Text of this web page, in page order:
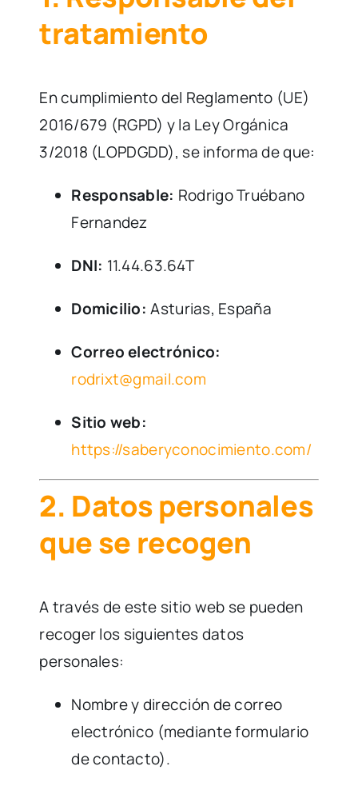
tratamiento
En cumplimiento del Reglamento (UE)
2016/679 (RGPD) y la Ley Orgánica
3/2018 (LOPDGDD), se informa de que:
Responsable: Rodrigo Truébano
Fernandez
DNI: 11.44.63.64T
Domicilio: Asturias, España
Correo electrónico:
rodrixt@gmail.com
Sitio web:
https://saberyconocimiento.com/
2. Datos personales
que se recogen
A través de este sitio web se pueden
recoger los siguientes datos
personales:
Nombre y dirección de correo
electrónico (mediante formulario
de contacto).